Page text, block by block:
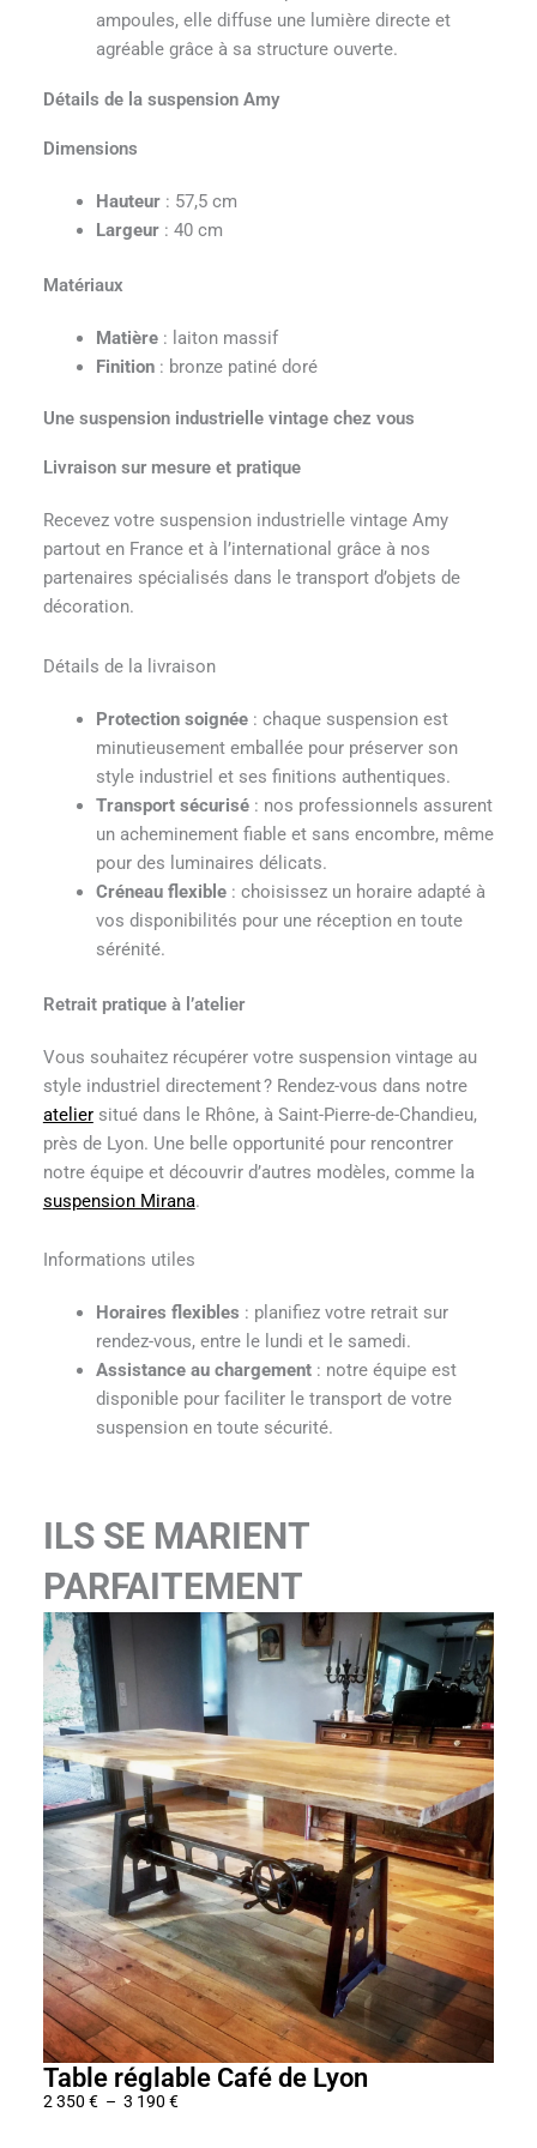
ampoules, elle diffuse une lumière directe et
agréable grâce à sa structure ouverte.
Détails de la suspension Amy
Dimensions
Hauteur: 57,5 cm
Largeur: 40 cm
Matériaux
Matière: laiton massif
Finition: bronze patiné doré
Une suspension industrielle vintage chez vous
Livraison sur mesure et pratique
Recevez votre suspension industrielle vintage Amy
partout en France et à l’international grâce à nos
partenaires spécialisés dans le transport d’objets de
décoration.
Détails de la livraison
Protection soignée: chaque suspension est
minutieusement emballée pour préserver son
style industriel et ses finitions authentiques.
Transport sécurisé: nos professionnels assurent
un acheminement fiable et sans encombre, même
pour des luminaires délicats.
Créneau flexible: choisissez un horaire adapté à
vos disponibilités pour une réception en toute
sérénité.
Retrait pratique à l’atelier
Vous souhaitez récupérer votre suspension vintage au
style industriel directement ? Rendez-vous dans notre
ateliersitué dans le Rhône, à Saint-Pierre-de-Chandieu,
près de Lyon. Une belle opportunité pour rencontrer
notre équipe et découvrir d’autres modèles, comme la
suspension Mirana.
Informations utiles
Horaires flexibles : planifiez votre retrait sur
rendez-vous, entre le lundi et le samedi.
Assistance au chargement: notre équipe est
disponible pour faciliter le transport de votre
suspension en toute sécurité.
ILS SE MARIENT
PARFAITEMENT
Table réglable Café de Lyon
2 350 € – 3 190 €